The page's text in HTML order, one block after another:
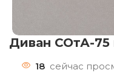
Диван СОтА-
18 сейчас